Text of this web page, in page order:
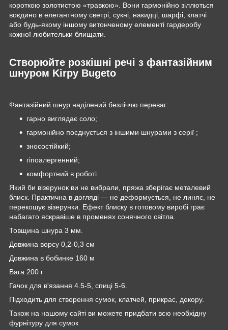
короткою золотистою «травкою». Вони гармонійно зіллються
воєдино в елегантному светрі, сукні, накидці, шарфі, клатчі
або будь-якому іншому витонченому елементі гардеробу
кожної любительки блищати.
Створюйте розкішні речі з фантазійним
шнуром Kirpy Bugeto
Фантазійний шнур наділений безліччю переваг:
гарно виглядає соло;
гармонійно поєднується з іншими шнурами з серії ;
зносостійкий;
гіпоалергенний;
комфортний в роботі.
Який би візерунок ви не вибрали, пряжа зберігає металевий
блиск. Практична в догляді — не деформується, не линяє, не
перекошує візерунки. Ефект блиску в готовому виробі грає
набагато яскравіше в променях сонячного світла.
Товщина шнура 3 мм.
Довжина ворсу 0,2-0,3 см
Довжина в бобинке 160 м
Вага 200 г
Гачок для в'язання 4.5-5, спиці 5-6.
Підходить для створення сумок, клатчей, прикрас, декору.
Також на нашому сайті ви можете придбати всю необхідну
фурнітуру для сумок